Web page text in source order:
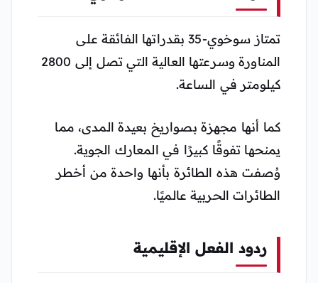
تمتاز سوخوي-35 بقدراتها الفائقة على
المناورة وسرعتها العالية التي تصل إلى 2800
كيلومتر في الساعة.
كما أنها مجهزة بصواريخ بعيدة المدى، مما
يمنحها تفوقًا كبيرًا في المعارك الجوية.
وُصفت هذه الطائرة بأنها واحدة من أخطر
الطائرات الحربية عالميًا​​.
ردود الفعل الإقليمية